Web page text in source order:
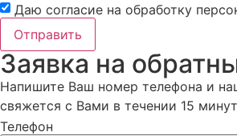
Даю согласие на обработку
Отправить
Заявка на
Напишите Ваш номер телефона и
свяжется с Вами в течении 15 минут
Телефон